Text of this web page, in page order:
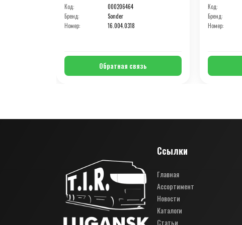
Код:
000206464
Бренд:
Sonder
Номер:
16.004.0318
Обратная связь
Код:
Бренд:
Номер:
Ссылки
Главная
Ассортимент
Новости
Каталоги
Статьи